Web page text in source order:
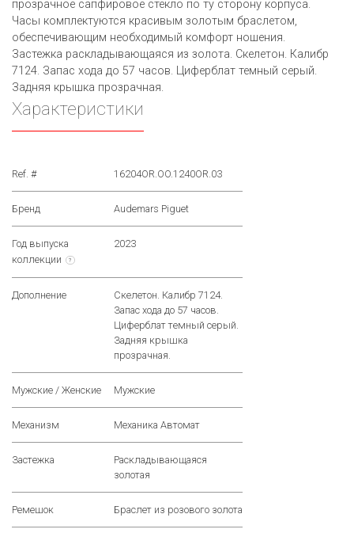
прозрачное сапфировое стекло по ту сторону корпуса.
Часы комплектуются красивым золотым браслетом,
обеспечивающим необходимый комфорт ношения.
Застежка раскладывающаяся из золота. Скелетон. Калибр
7124. Запас хода до 57 часов. Циферблат темный серый.
Задняя крышка прозрачная.
Характеристики
Ref. # 16204OR.OO.1240OR.03
Бренд Audemars Piguet
Год выпуска
коллекции
?
2023
Дополнение
Скелетон. Калибр 7124.
Запас хода до 57 часов.
Циферблат темный серый.
Задняя крышка
прозрачная.
Мужские / Женские Мужские
Механизм Механика Автомат
Застежка
Раскладывающаяся
золотая
Ремешок Браслет из розового золота